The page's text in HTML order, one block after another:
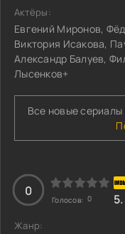
Актёры:
Евгений Миронов,
Виктория Исакова,
Александр Балуев,
Лысенков+
Все новые
0
Голосов: 0
Жанр: